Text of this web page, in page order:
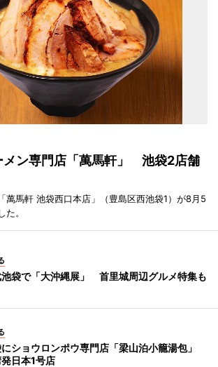
メン専門店「萬馬軒」 池袋2店舗
萬馬軒 池袋西口本店」（豊島区西池袋1）が8月5
。
袋で「大沖縄展」 首里城周辺グルメ特集も
ショウロンポウ専門店「梁山泊小籠湯包」
日本1号店